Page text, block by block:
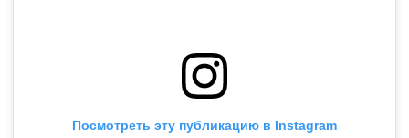
Посмотреть эту публикацию в Instagram